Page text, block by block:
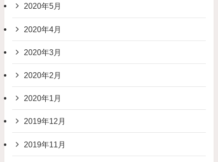
2020年5月
2020年4月
2020年3月
2020年2月
2020年1月
2019年12月
2019年11月